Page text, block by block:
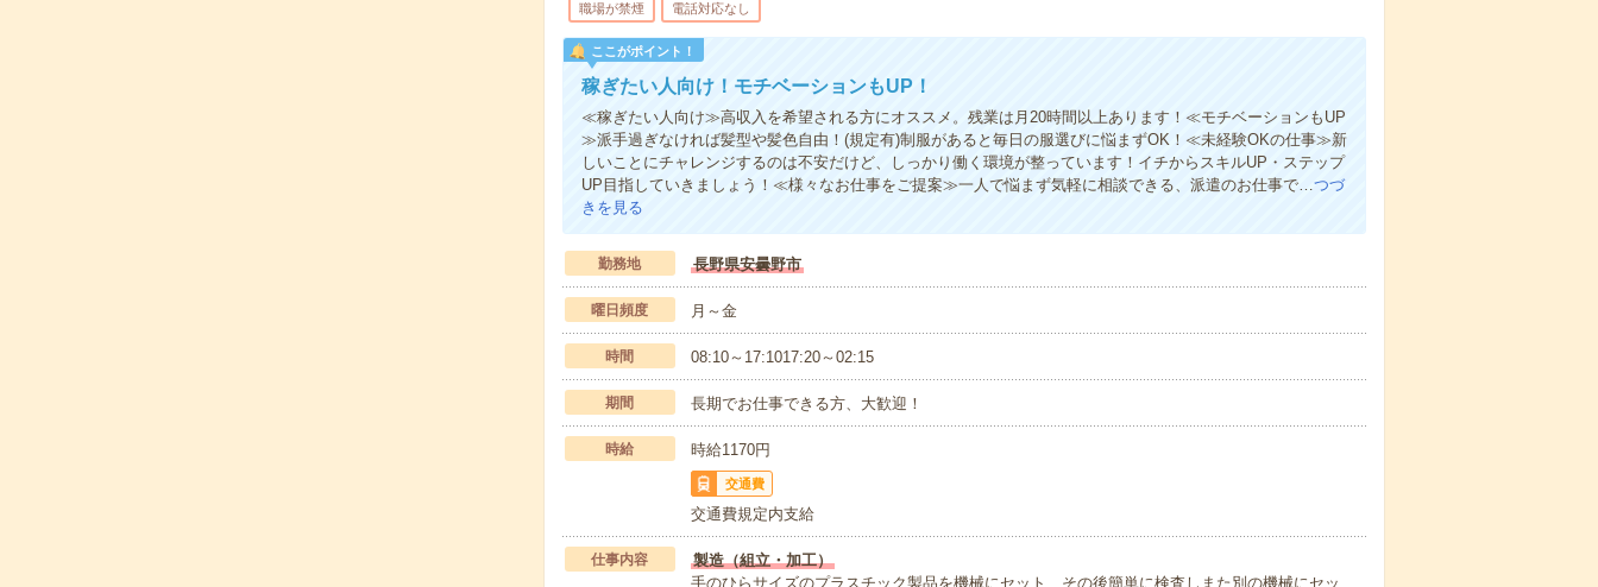
職場が禁煙 電話対応なし
ここがポイント！
稼ぎたい人向け！モチベーションもUP！
≪稼ぎたい人向け≫高収入を希望される方にオススメ。残業は月20時間以上あります！≪モチベーションもUP
≫派手過ぎなければ髪型や髪色自由！(規定有)制服があると毎日の服選びに悩まずOK！≪未経験OKの仕事≫新
しいことにチャレンジするのは不安だけど、しっかり働く環境が整っています！イチからスキルUP・ステップ
UP目指していきましょう！≪様々なお仕事をご提案≫一人で悩まず気軽に相談できる、派遣のお仕事で…つづ
きを見る
勤務地 長野県安曇野市
曜日頻度 月～金
時間 08:10～17:1017:20～02:15
期間 長期でお仕事できる方、大歓迎！
時給 時給1170円
交通費
交通費規定内支給
仕事内容
製造（組立・加工）
手のひらサイズのプラスチック製品を機械にセット、その後簡単に検査しまた別の機械にセッ